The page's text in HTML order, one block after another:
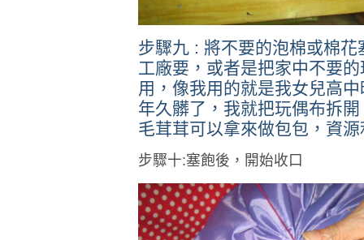
步驟九 : 將不要的泡棉或棉
工廠要，或者是把家中不要
用，像我用的就是我女兒高
年久髒了，我就把玩偶布拆
毛茸茸可以拿來做包包，資
步驟十:塞飽後，開始收口